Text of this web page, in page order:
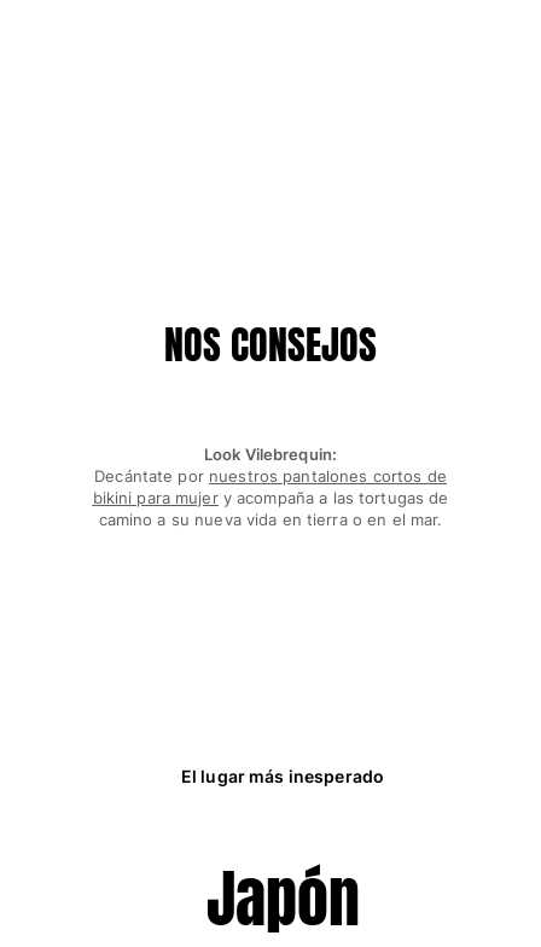
NOS CONSEJOS
Look Vilebrequin:
Decántate por nuestros pantalones cortos de
bikini para mujery acompaña a las tortugas de
camino a su nueva vida en tierra o en el mar.
El lugar más inesperado
Japón